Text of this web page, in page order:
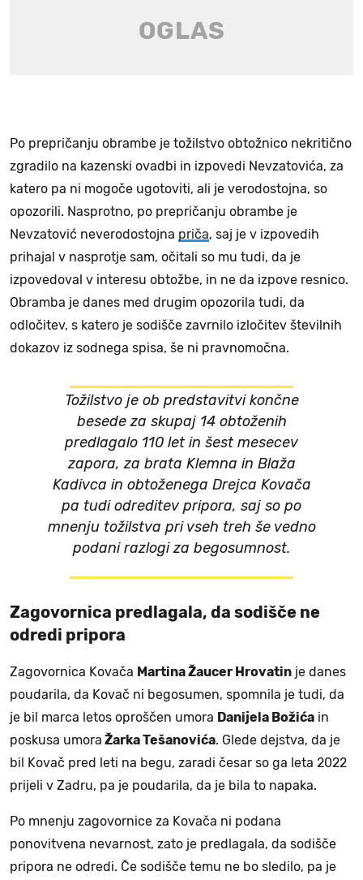
Po prepričanju obrambe je tožilstvo obtožnico nekritično
zgradilo na kazenski ovadbi in izpovedi Nevzatovića, za
katero pa ni mogoče ugotoviti, ali je verodostojna, so
opozorili. Nasprotno, po prepričanju obrambe je
Nevzatović neverodostojna priča, saj je v izpovedih
prihajal v nasprotje sam, očitali so mu tudi, da je
izpovedoval v interesu obtožbe, in ne da izpove resnico.
Obramba je danes med drugim opozorila tudi, da
odločitev, s katero je sodišče zavrnilo izločitev številnih
dokazov iz sodnega spisa, še ni pravnomočna.
Tožilstvo je ob predstavitvi končne
besede za skupaj 14 obtoženih
predlagalo 110 let in šest mesecev
zapora, za brata Klemna in Blaža
Kadivca in obtoženega Drejca Kovača
pa tudi odreditev pripora, saj so po
mnenju tožilstva pri vseh treh še vedno
podani razlogi za begosumnost.
Zagovornica predlagala, da sodišče ne
odredi pripora
Zagovornica Kovača Martina Žaucer Hrovatin je danes
poudarila, da Kovač ni begosumen, spomnila je tudi, da
je bil marca letos oproščen umora Danijela Božića in
poskusa umora Žarka Tešanovića. Glede dejstva, da je
bil Kovač pred leti na begu, zaradi česar so ga leta 2022
prijeli v Zadru, pa je poudarila, da je bila to napaka.
Po mnenju zagovornice za Kovača ni podana
ponovitvena nevarnost, zato je predlagala, da sodišče
pripora ne odredi. Če sodišče temu ne bo sledilo, pa je